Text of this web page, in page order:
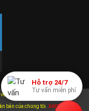
Hỗ trợ 24/7
Tư vấn miễn phí
Sangquan.net. Mọi hành vi sao
bản của chúng tôi. xem chi